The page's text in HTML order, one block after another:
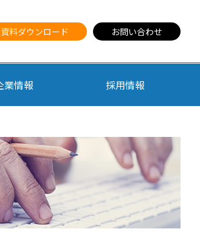
資料ダウンロード お問い合わせ
業情報 採用情報